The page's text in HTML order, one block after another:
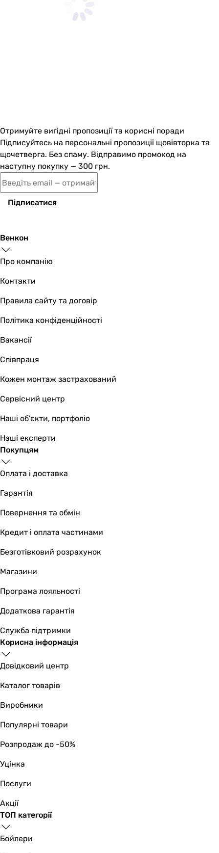
Отримуйте вигідні пропозиції та корисні поради
Підписуйтесь на персональні пропозиції щовівторка та
щочетверга. Без спаму. Відправимо промокод на
наступну покупку — 300 грн.
Підписатися
Венкон
Про компанію
Контакти
Правила сайту та договір
Політика конфіденційності
Вакансії
Співпраця
Кожен монтаж застрахований
Сервісний центр
Наші об'єкти, портфоліо
Наші експерти
Покупцям
Оплата і доставка
Гарантія
Повернення та обмін
Кредит і оплата частинами
Безготівковий розрахунок
Магазини
Програма лояльності
Додаткова гарантія
Служба підтримки
Корисна інформація
Довідковий центр
Каталог товарів
Виробники
Популярні товари
Розпродаж до -50%
Уцінка
Послуги
Акції
ТОП категорії
Бойлери